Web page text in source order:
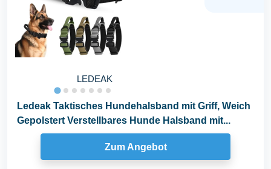
LEDEAK
Ledeak Taktisches Hundehalsband mit Griff, Weich
Gepolstert Verstellbares Hunde Halsband mit...
Zum Angebot